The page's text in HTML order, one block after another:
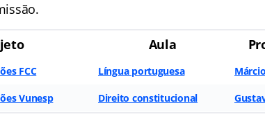
Aula
FCC Língua portuguesa
Vunesp Direito constitucional